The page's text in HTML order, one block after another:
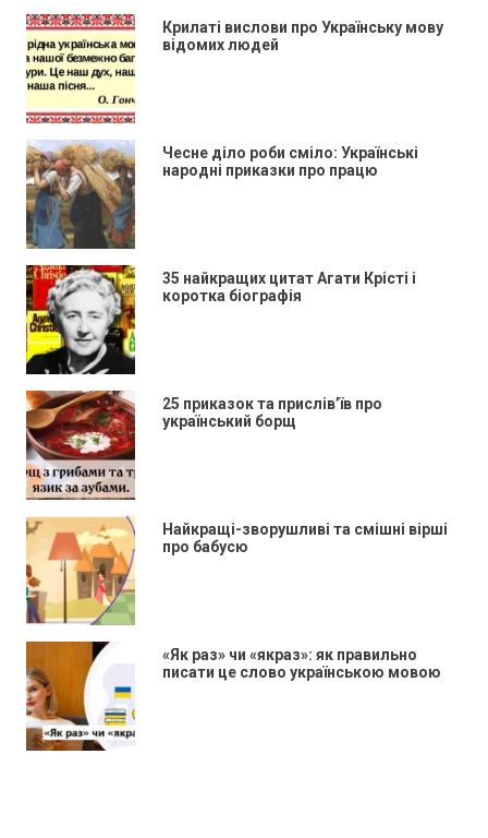
Крилаті вислови про Українську мову
відомих людей
Чесне діло роби сміло: Українські
народні приказки про працю
35 найкращих цитат Агати Крісті і
коротка біографія
25 приказок та прислів’їв про
український борщ
Найкращі-зворушливі та смішні вірші
про бабусю
«Як раз» чи «якраз»: як правильно
писати це слово українською мовою